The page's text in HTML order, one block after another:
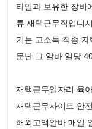
타일과 보유한 장비
류 재택근무직업디
기는 고소득 직종
문난 그 알바 일당
재택근무일자리 육
재택근무사이트 안
해외고액알바 매일